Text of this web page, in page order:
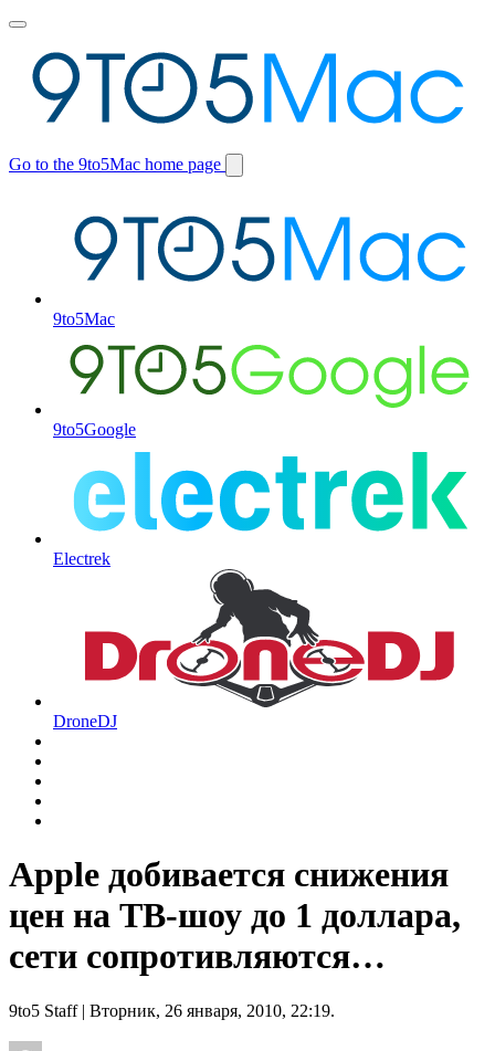
Toggle
menu
Go to the 9to5Mac home page
Switch
9to5Mac
9to5Google
Electrek
DroneDJ
Apple добивается снижения
цен на ТВ-шоу до 1 доллара,
сети сопротивляются…
9to5 Staff| Вторник, 26 января, 2010, 22:19.